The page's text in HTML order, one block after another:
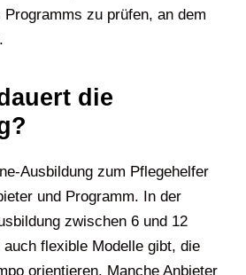
Programms zu prüfen, an dem
die
Ausbildung zum Pflegehelfer
und Programm. In der
zwischen 6 und 12
auch flexible Modelle gibt, die
orientieren. Manche Anbieter